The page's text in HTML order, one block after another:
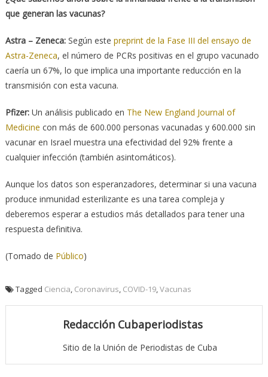
que generan las vacunas?
Astra – Zeneca:Según este preprint de la Fase III del ensayo de
Astra-Zeneca, el número de PCRs positivas en el grupo vacunado
caería un 67%, lo que implica una importante reducción en la
transmisión con esta vacuna.
Pfizer: Un análisis publicado en The New England Journal of
Medicine con más de 600.000 personas vacunadas y 600.000 sin
vacunar en Israel muestra una efectividad del 92% frente a
cualquier infección (también asintomáticos).
Aunque los datos son esperanzadores, determinar si una vacuna
produce inmunidad esterilizante es una tarea compleja y
deberemos esperar a estudios más detallados para tener una
respuesta definitiva.
(Tomado de Público)
Tagged Ciencia Coronavirus COVID-19, Vacunas
Redacción Cubaperiodistas
Sitio de la Unión de Periodistas de Cuba